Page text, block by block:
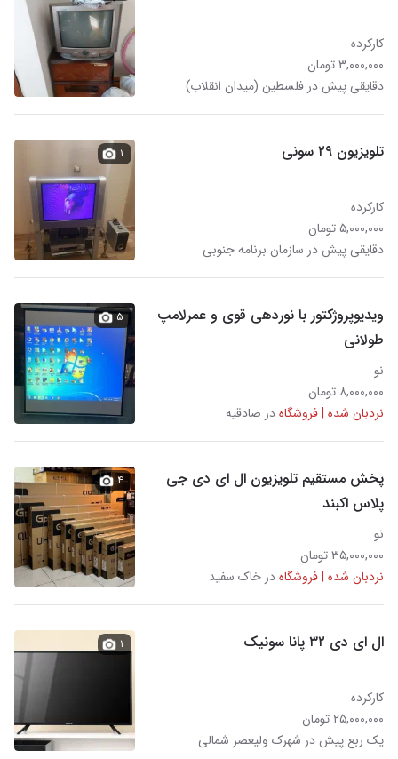
کارکرده
۳,۰۰۰,۰۰۰ تومان
دقایقی پیش در فلسطین (میدان انقلاب)
تلویزیون ۲۹ سونی
کارکرده
۵,۰۰۰,۰۰۰ تومان
دقایقی پیش در سازمان برنامه جنوبی
۱
ویدیوپروژکتور با نوردهی قوی و عمرلامپ
طولانی
نو
۸,۰۰۰,۰۰۰ تومان
نردبان شده | فروشگاهدر صادقیه
۵
پخش مستقیم تلویزیون ال ای دی جی
پلاس اکبند
نو
۳۵,۰۰۰,۰۰۰ تومان
نردبان شده | فروشگاهدر خاک سفید
۴
ال ای دی ۳۲ پانا سونیک
کارکرده
۲۵,۰۰۰,۰۰۰ تومان
یک ربع پیش در شهرک ولیعصر شمالی
۱